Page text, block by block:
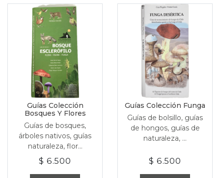
Guías Colección
Bosques Y Flores
Guías de bosques,
árboles nativos, guías
naturaleza, flor...
$ 6.500
Guías Colección Funga
Guías de bolsillo, guías
de hongos, guías de
naturaleza, ...
$ 6.500